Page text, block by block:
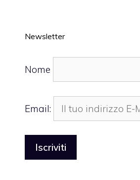
Newsletter
Nome
Email: